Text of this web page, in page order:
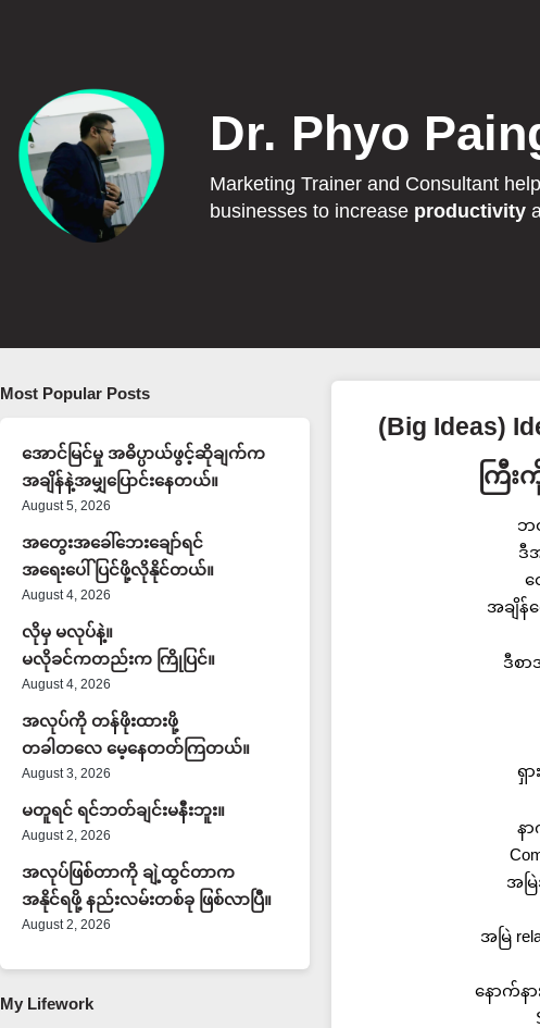
Dr. Phyo
Marketing Trainer and Consultant
businesses to increase productivity
Most Popular Posts
အောင်မြင်မှု အဓိပ္ပာယ်ဖွင့်ဆိုချက်က
အချိန်နဲ့အမျှပြောင်းနေတယ်။
August 5, 2026
အတွေးအခေါ်ဘေးချော်ရင်
အရေးပေါ်ပြင်ဖို့လိုနိုင်တယ်။
August 4, 2026
လိုမှ မလုပ်နဲ့။
မလိုခင်ကတည်းက ကြိုပြင်။
August 4, 2026
အလုပ်ကို တန်ဖိုးထားဖို့
တခါတလေ မေ့နေတတ်ကြတယ်။
August 3, 2026
မတူရင် ရင်ဘတ်ချင်းမနီးဘူး။
August 2, 2026
အလုပ်ဖြစ်တာကို ချဲ့ထွင်တာက
အနိုင်ရဖို့ နည်းလမ်းတစ်ခု ဖြစ်လာပြီ။
August 2, 2026
My Lifework
(Big Ideas)
ကြီ
ဘ
ဒီ
တ
အချိ
ဒီစ
ရှ
န
အမ
အမြဲ
နောက်န